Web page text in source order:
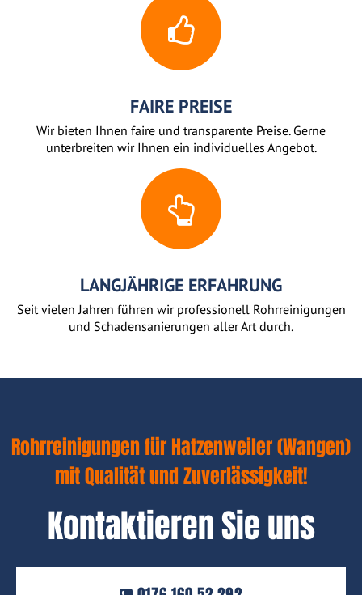
FAIRE PREISE
Wir bieten Ihnen faire und transparente Preise. Gerne
unterbreiten wir Ihnen ein individuelles Angebot.
LANGJÄHRIGE ERFAHRUNG
Seit vielen Jahren führen wir professionell Rohrreinigungen
und Schadensanierungen aller Art durch.
Rohrreinigungen für Hatzenweiler (Wangen)
mit Qualität und Zuverlässigkeit!
Kontaktieren Sie uns